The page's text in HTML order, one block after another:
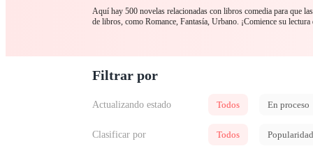
Aquí hay 500 novelas relacionadas con libros comedia para que
de libros, como Romance, Fantasía, Urbano. ¡Comience su
Filtrar por
Actualizando estado Todos En proceso
Clasificar por Todos Popularidad